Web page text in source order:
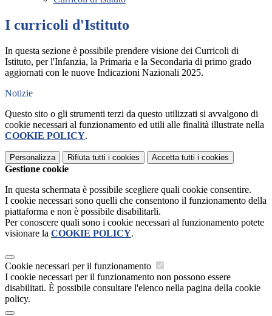
I curricoli d'Istituto
In questa sezione è possibile prendere visione dei Curricoli di
Istituto, per l'Infanzia, la Primaria e la Secondaria di primo grado
aggiornati con le nuove Indicazioni Nazionali 2025.
Notizie
Questo sito o gli strumenti terzi da questo utilizzati si avvalgono di
cookie necessari al funzionamento ed utili alle finalità illustrate nella
COOKIE POLICY.
Personalizza Rifiuta tutti i cookies Accetta tutti i cookies
Gestione cookie
In questa schermata è possibile scegliere quali cookie consentire.
I cookie necessari sono quelli che consentono il funzionamento della
piattaforma e non è possibile disabilitarli.
Per conoscere quali sono i cookie necessari al funzionamento potete
visionare la COOKIE POLICY.
Cookie necessari per il funzionamento
I cookie necessari per il funzionamento non possono essere
disabilitati. È possibile consultare l'elenco nella pagina della cookie
policy.